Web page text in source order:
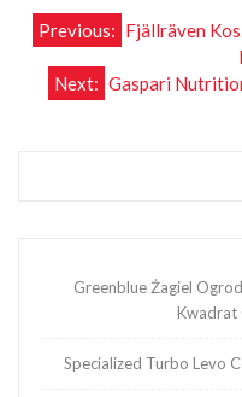
Nawigacja
wpisu
Previous: Fjällräven
Next: Gaspari
Greenblue Żagiel
Kwadrat
Specialized Turbo Levo